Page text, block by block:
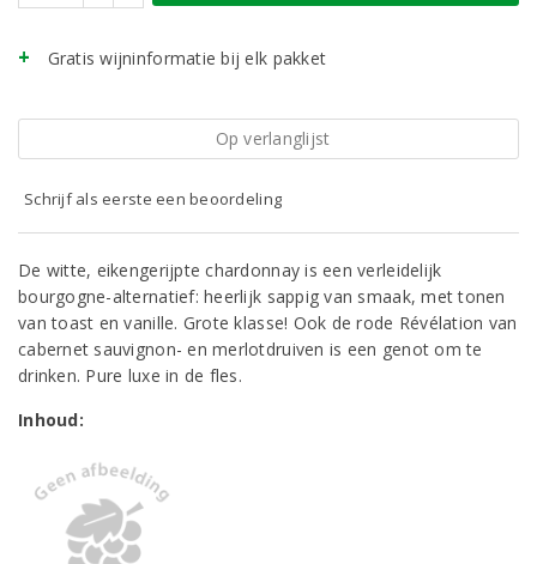
Gratis wijninformatie bij elk pakket
Op verlanglijst
Schrijf als eerste een beoordeling
De witte, eikengerijpte chardonnay is een verleidelijk
bourgogne-alternatief: heerlijk sappig van smaak, met tonen
van toast en vanille. Grote klasse! Ook de rode Révélation van
cabernet sauvignon- en merlotdruiven is een genot om te
drinken. Pure luxe in de fles.
Inhoud: